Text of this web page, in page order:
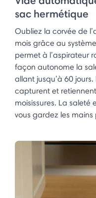
sac hermétique
Oubliez la corvée de
mois grâce au
permet à l’aspirateur
façon autonome la
allant jusqu’à 60
capturent et
moisissures. La saleté
vous gardez les mains